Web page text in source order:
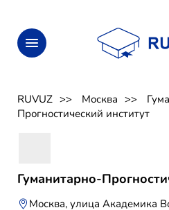
RUVUZ Москва
Прогностический институт
Гуманитарно-
Москва, улица Академика